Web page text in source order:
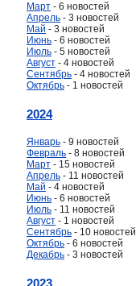
Март - 6 новостей
Апрель - 3 новостей
Май - 3 новостей
Июнь - 6 новостей
Июль - 5 новостей
Август - 4 новостей
Сентябрь - 4 новостей
Октябрь - 1 новостей
2024
Январь - 9 новостей
Февраль - 8 новостей
Март - 15 новостей
Апрель - 11 новостей
Май - 4 новостей
Июнь - 6 новостей
Июль - 11 новостей
Август - 1 новостей
Сентябрь - 10 новостей
Октябрь - 6 новостей
Декабрь - 3 новостей
2023